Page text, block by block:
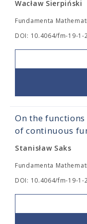
Wacław Sierpiński
Fundamenta
DOI: 10.4064/fm-19-1-
On the
of continuous
Stanisław Saks
Fundamenta
DOI: 10.4064/fm-19-1-